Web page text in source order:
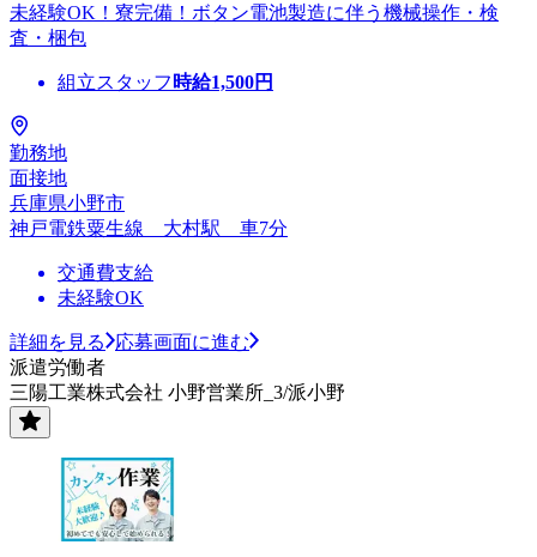
未経験OK！寮完備！ボタン電池製造に伴う機械操作・検
査・梱包
組立スタッフ 時給1,500円
勤務地
面接地
兵庫県小野市
神戸電鉄粟生線 大村駅 車7分
交通費支給
未経験OK
詳細を見る
応募画面に進む
派遣労働者
三陽工業株式会社 小野営業所_3/派小野